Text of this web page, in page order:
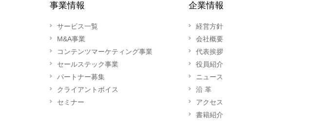
事業情報
サービス一覧
M&A事業
コンテンツマーケティング事業
セールステック事業
パートナー募集
クライアントボイス
セミナー
企業情報
経営方針
会社概要
代表挨拶
役員紹介
ニュース
沿 革
アクセス
書籍紹介